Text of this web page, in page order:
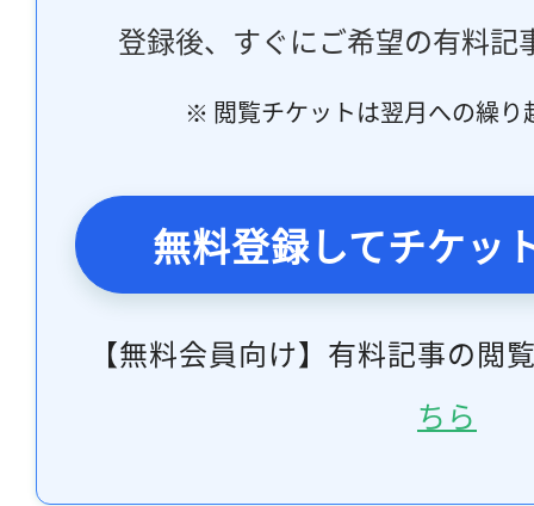
登録後、すぐにご希望の有料記
※ 閲覧チケットは翌月への繰り
無料登録してチケッ
【無料会員向け】有料記事の閲
ちら